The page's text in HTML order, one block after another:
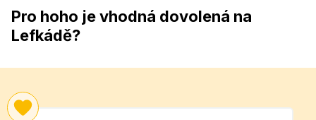
Pro hoho je vhodná dovolená na
Lefkádě?